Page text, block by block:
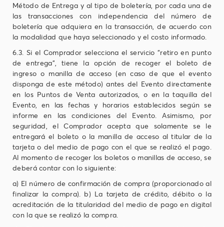
Método de Entrega y al tipo de boletería, por cada una de
las transacciones con independencia del número de
boletería que adquiera en la transacción, de acuerdo con
la modalidad que haya seleccionado y el costo informado.
6.3. Si el Comprador selecciona el servicio “retiro en punto
de entrega”, tiene la opción de recoger el boleto de
ingreso o manilla de acceso (en caso de que el evento
disponga de este método) antes del Evento directamente
en los Puntos de Venta autorizados, o en la taquilla del
Evento, en las fechas y horarios establecidos según se
informe en las condiciones del Evento. Asimismo, por
seguridad, el Comprador acepta que solamente se le
entregará el boleto o la manilla de acceso al titular de la
tarjeta o del medio de pago con el que se realizó el pago.
Al momento de recoger los boletos o manillas de acceso, se
deberá contar con lo siguiente:
a) El número de confirmación de compra (proporcionado al
finalizar la compra). b) La tarjeta de crédito, débito o la
acreditación de la titularidad del medio de pago en digital
con la que se realizó la compra.